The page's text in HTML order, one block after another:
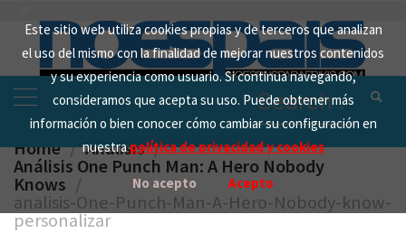
Este sitio web utiliza cookies propias y de terceros que analizan
el uso del mismo con la finalidad de mejorar nuestros contenidos
y su experiencia como usuario. Si continua navegando,
consideramos que acepta su uso. Puede obtener más
información o bien conocer cómo cambiar su configuración en
nuestrapolítica de privacidad y cookies
No acepto Acepto
content
Search
for:
Home Analisis
Análisis One Punch Man: A Hero Nobody
Knows
analisis-One-Punch-Man-A-Hero-Nobody-know-
personalizar